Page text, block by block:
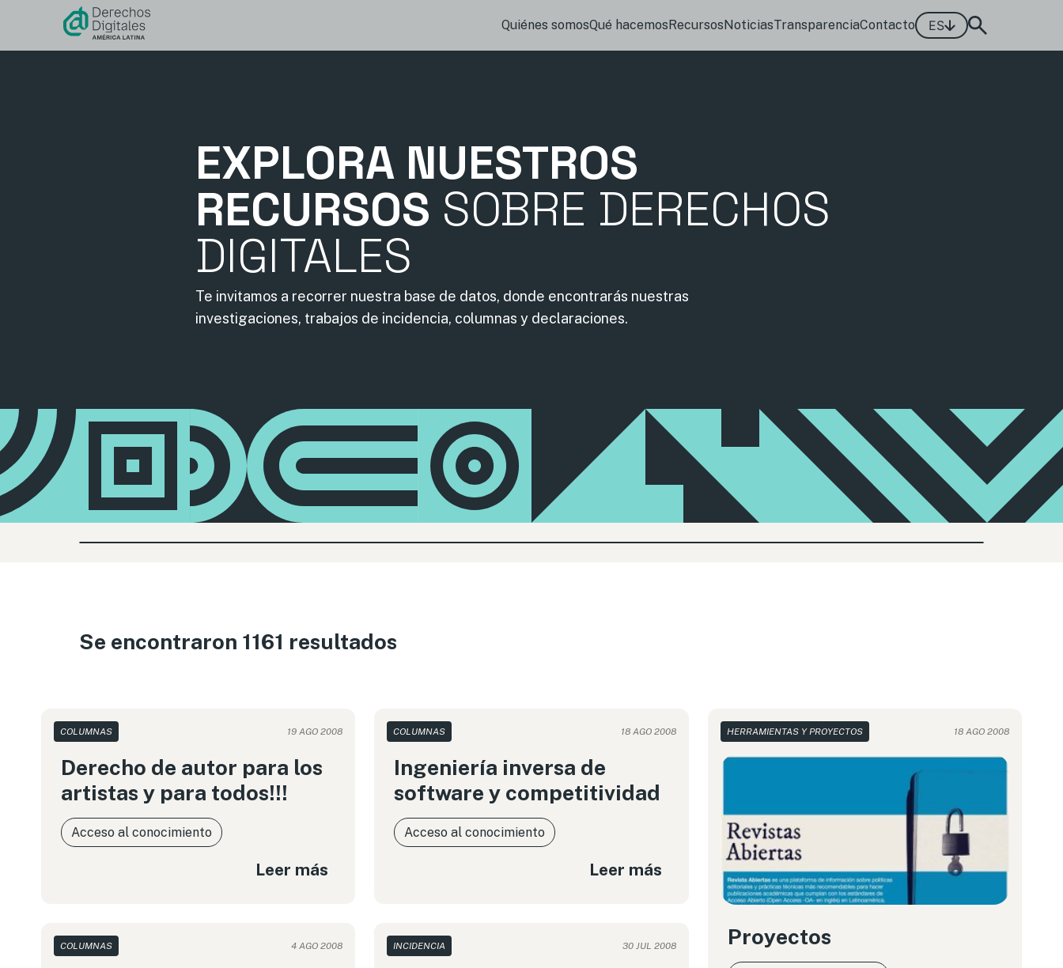
Quiénes somosQué hacemosRecursosNoticiasTransparenciaContacto ES
EXPLORA NUESTROS
RECURSOS SOBRE DERECHOS
DIGITALES
Te invitamos a recorrer nuestra base de datos, donde encontrarás nuestras
investigaciones, trabajos de incidencia, columnas y declaraciones.
Se encontraron 1161 resultados
COLUMNAS 19 AGO 2008
Derecho de autor para los
artistas y para todos!!!
Acceso al conocimiento
Leer más
COLUMNAS 18 AGO 2008
Ingeniería inversa de
software y competitividad
Acceso al conocimiento
Leer más
HERRAMIENTAS Y PROYECTOS 18 AGO 2008
Proyectos
COLUMNAS 4 AGO 2008 INCIDENCIA 30 JUL 2008